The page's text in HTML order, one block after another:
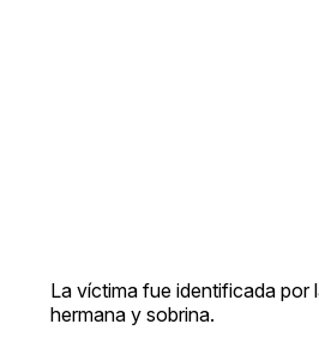
La víctima fue identificada por
hermana y sobrina.